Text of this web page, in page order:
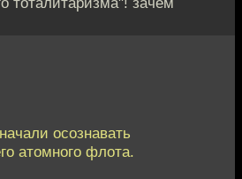
осознавать
атомного флота.